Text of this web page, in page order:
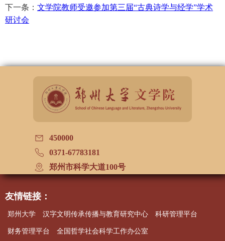
下一条： 文学院教师受邀参加第三届“古典诗学与经学”学术
研讨会
450000
0371-67783181
郑州市科学大道100号
友情链接：
郑州大学 汉字文明传承传播与教育研究中心 科研管理平台
财务管理平台 全国哲学社会科学工作办公室